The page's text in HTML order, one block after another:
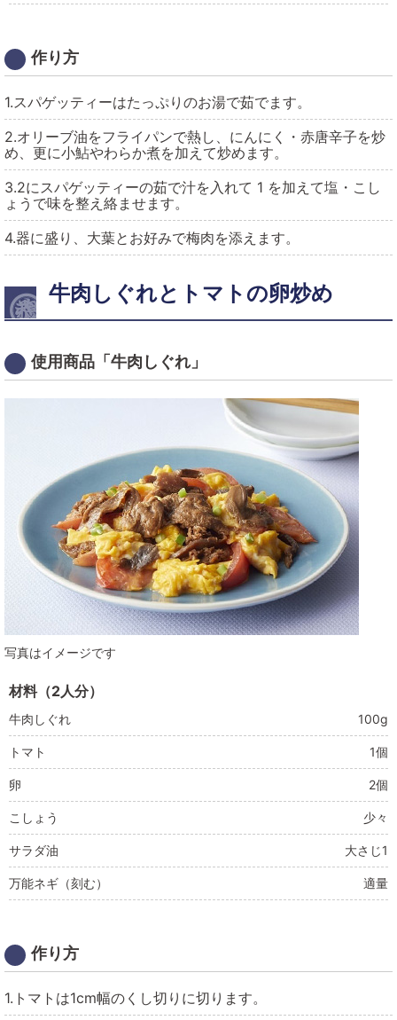
作り方
1.スパゲッティーはたっぷりのお湯で茹でます。
2.オリーブ油をフライパンで熱し、にんにく・赤唐辛子を炒
め、更に小鮎やわらか煮を加えて炒めます。
3.2にスパゲッティーの茹で汁を入れて 1 を加えて塩・こし
ょうで味を整え絡ませます。
4.器に盛り、大葉とお好みで梅肉を添えます。
牛肉しぐれとトマトの卵炒め
使用商品「牛肉しぐれ」
写真はイメージです
材料（2人分）
牛肉しぐれ 100g
トマト 1個
卵 2個
こしょう 少々
サラダ油 大さじ1
万能ネギ（刻む） 適量
作り方
1.トマトは1cm幅のくし切りに切ります。